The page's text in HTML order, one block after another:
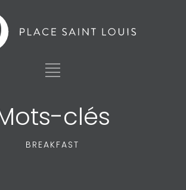
clés
BREAKFAST